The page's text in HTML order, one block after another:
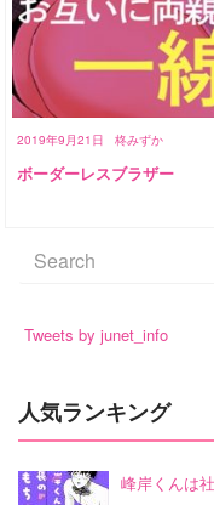
2019年9月21日 柊みずか
ボーダーレスブラザー
Tweets by junet_info
人気ランキング
峰岸くんは